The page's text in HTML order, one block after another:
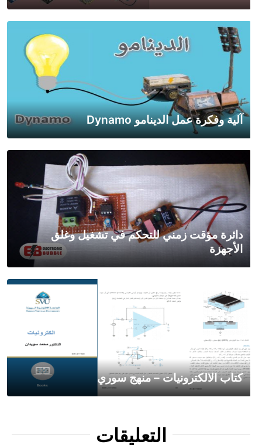
آلية وفكرة عمل الدينامو Dynamo
دائرة مؤقت زمني للتحكم في تشغيل وغلق
الأجهزة
كتاب الالكترونيات – منهج سوري
التعليقات